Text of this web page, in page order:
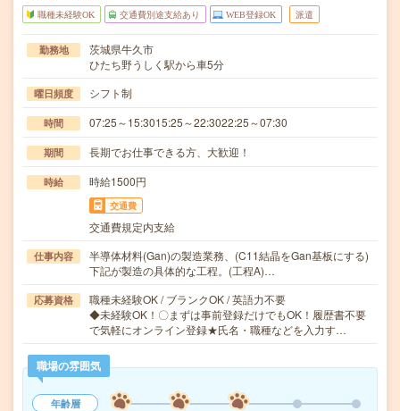
職種未経験OK 交通費別途支給あり WEB登録OK 派遣
勤務地
茨城県牛久市
ひたち野うしく駅から車5分
曜日頻度 シフト制
時間 07:25～15:3015:25～22:3022:25～07:30
期間 長期でお仕事できる方、大歓迎！
時給 時給1500円
交通費
交通費規定内支給
仕事内容
半導体材料(Gan)の製造業務、(C11結晶をGan基板にする)
下記が製造の具体的な工程。(工程A)…
応募資格
職種未経験OK / ブランクOK / 英語力不要
◆未経験OK！〇まずは事前登録だけでもOK！履歴書不要
で気軽にオンライン登録★氏名・職種などを入力す…
職場の雰囲気
年齢層